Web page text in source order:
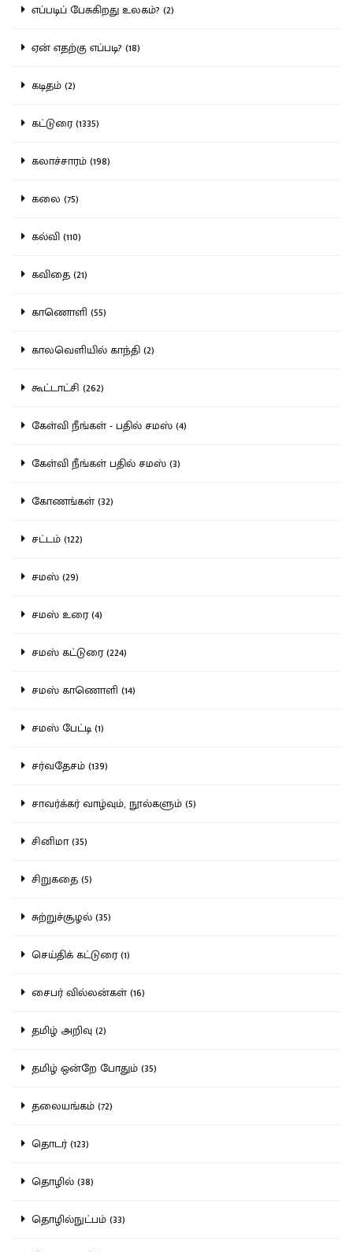
எப்படிப் பேசுகிறது உலகம்? (2)
ஏன் எதற்கு எப்படி? (18)
கடிதம் (2)
கட்டுரை (1335)
கலாச்சாரம் (198)
கலை (75)
கல்வி (110)
கவிதை (21)
காணொளி (55)
காலவெளியில் காந்தி (2)
கூட்டாட்சி (262)
கேள்வி நீங்கள் - பதில் சமஸ் (4)
கேள்வி நீங்கள் பதில் சமஸ் (3)
கோணங்கள் (32)
சட்டம் (122)
சமஸ் (29)
சமஸ் உரை (4)
சமஸ் கட்டுரை (224)
சமஸ் காணொளி (14)
சமஸ் பேட்டி (1)
சர்வதேசம் (139)
சாவர்க்கர் வாழ்வும், நூல்களும் (5)
சினிமா (35)
சிறுகதை (5)
சுற்றுச்சூழல் (35)
செய்திக் கட்டுரை (1)
சைபர் வில்லன்கள் (16)
தமிழ் அறிவு (2)
தமிழ் ஒன்றே போதும் (35)
தலையங்கம் (72)
தொடர் (123)
தொழில் (38)
தொழில்நுட்பம் (33)